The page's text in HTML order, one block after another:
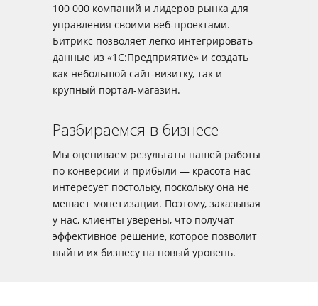
100 000 компаний и лидеров рынка для
управления своими веб-проектами.
Битрикс позволяет легко интегрировать
данные из «1С:Предприятие» и создать
как небольшой сайт-визитку, так и
крупный портал-магазин.
Разбираемся в бизнесе
Мы оцениваем результаты нашей работы
по конверсии и прибыли — красота нас
интересует постольку, поскольку она не
мешает монетизации. Поэтому, заказывая
у нас, клиенты уверены, что получат
эффективное решение, которое позволит
выйти их бизнесу на новый уровень.